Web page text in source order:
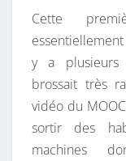
Cette
y a plusieurs
brossait très
vidéo du
sortir des
machines